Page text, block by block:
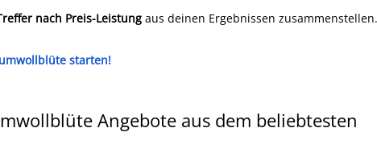
nach Preis-Leistung aus deinen Ergebnissen zusammenstellen.
starten!
Angebote aus dem beliebtesten